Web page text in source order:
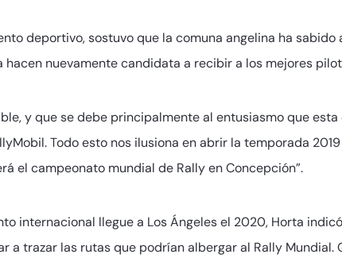
deportivo, sostuvo que la comuna angelina ha
nuevamente candidata a recibir a los mejores
y que se debe principalmente al entusiasmo que
Todo esto nos ilusiona en abrir la temporada
el campeonato mundial de Rally en Concepción”.
internacional llegue a Los Ángeles el 2020, Horta
a trazar las rutas que podrían albergar al Rally Mundial.